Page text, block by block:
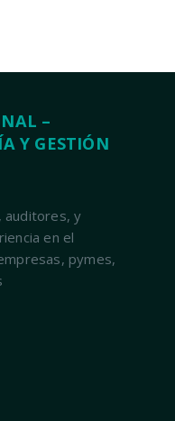
–
Y GESTIÓN
auditores, y
en el
pymes,